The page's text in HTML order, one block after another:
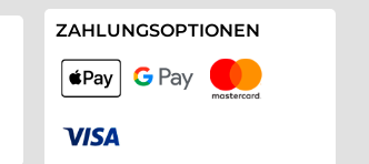
ZAHLUNGSOPTIONEN